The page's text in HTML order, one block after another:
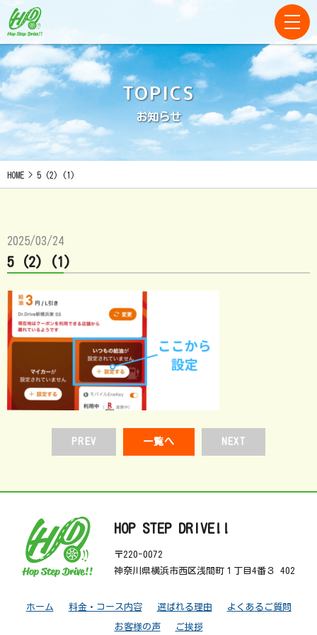
TOPICS
お知らせ
HOME > 5 (2) (1)
2025/03/24
5 (2) (1)
PREV 一覧へ NEXT
HOP STEP DRIVE!!
〒220-0072
神奈川県横浜市西区浅間町１丁目4番３ 402
ホーム 料金・コース内容 選ばれる理由 よくあるご質問
お客様の声 ご挨拶